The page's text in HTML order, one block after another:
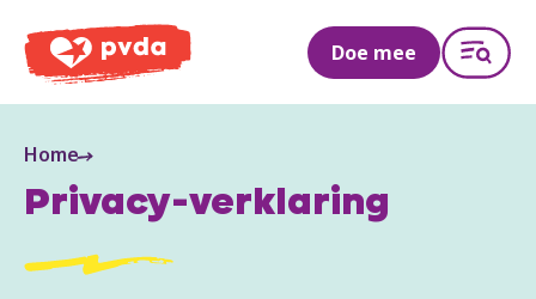
PVDA
Doe mee
Home
Privacy-verklaring